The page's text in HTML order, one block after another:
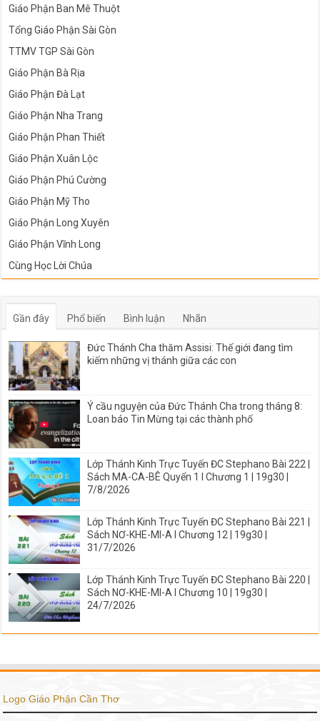
Giáo Phận Ban Mê Thuột
Tổng Giáo Phận Sài Gòn
TTMV TGP Sài Gòn
Giáo Phận Bà Rịa
Giáo Phận Đà Lạt
Giáo Phận Nha Trang
Giáo Phận Phan Thiết
Giáo Phận Xuân Lộc
Giáo Phận Phú Cường
Giáo Phận Mỹ Tho
Giáo Phận Long Xuyên
Giáo Phận Vĩnh Long
Cùng Học Lời Chúa
Gần đây Phổ biến Bình luận Nhãn
Đức Thánh Cha thăm Assisi: Thế giới đang tìm
kiếm những vị thánh giữa các con
Ý cầu nguyện của Đức Thánh Cha trong tháng 8:
Loan báo Tin Mừng tại các thành phố
Lớp Thánh Kinh Trực Tuyến ĐC Stephano Bài 222 |
Sách MA-CA-BÊ Quyển 1 I Chương 1 | 19g30 |
7/8/2026
Lớp Thánh Kinh Trực Tuyến ĐC Stephano Bài 221 |
Sách NƠ-KHE-MI-A I Chương 12 | 19g30 |
31/7/2026
Lớp Thánh Kinh Trực Tuyến ĐC Stephano Bài 220 |
Sách NƠ-KHE-MI-A I Chương 10 | 19g30 |
24/7/2026
Logo Giáo Phận Cần Thơ